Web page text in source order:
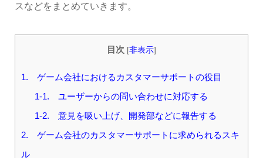
スなどをまとめていきます。
目次 [非表示]
1. ゲーム会社におけるカスタマーサポートの役目
1-1. ユーザーからの問い合わせに対応する
1-2. 意見を吸い上げ、開発部などに報告する
2. ゲーム会社のカスタマーサポートに求められるスキ
ル